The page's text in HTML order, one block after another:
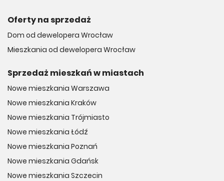
Oferty na sprzedaż
Dom od dewelopera Wrocław
Mieszkania od dewelopera Wrocław
Sprzedaż mieszkań w miastach
Nowe mieszkania Warszawa
Nowe mieszkania Kraków
Nowe mieszkania Trójmiasto
Nowe mieszkania Łódź
Nowe mieszkania Poznań
Nowe mieszkania Gdańsk
Nowe mieszkania Szczecin